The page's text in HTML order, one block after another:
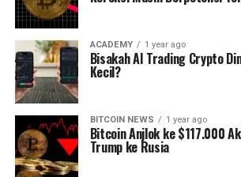
ACADEMY 1 year ago
Bisakah AI Trading Crypto
Kecil?
BITCOIN NEWS 1 year ago
Bitcoin Anjlok ke $117.000
Trump ke Rusia